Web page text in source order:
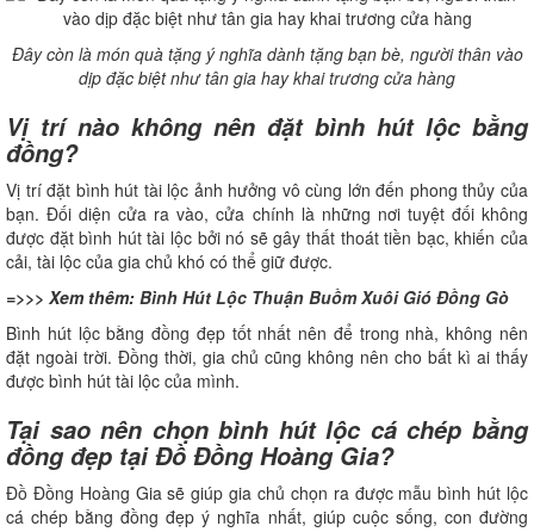
Đây còn là món quà tặng ý nghĩa dành tặng bạn bè, người thân vào
dịp đặc biệt như tân gia hay khai trương cửa hàng
Vị trí nào không nên đặt bình hút lộc bằng
đồng?
Vị trí đặt bình hút tài lộc ảnh hưởng vô cùng lớn đến phong thủy của
bạn. Đối diện cửa ra vào, cửa chính là những nơi tuyệt đối không
được đặt bình hút tài lộc bởi nó sẽ gây thất thoát tiền bạc, khiến của
cải, tài lộc của gia chủ khó có thể giữ được.
=>>> Xem thêm: Bình Hút Lộc Thuận Buồm Xuôi Gió Đồng Gò
Bình hút lộc bằng đồng đẹp tốt nhất nên để trong nhà, không nên
đặt ngoài trời. Đồng thời, gia chủ cũng không nên cho bất kì ai thấy
được bình hút tài lộc của mình.
Tại sao nên chọn bình hút lộc cá chép bằng
đồng đẹp tại Đồ Đồng Hoàng Gia?
Đồ Đồng Hoàng Gia sẽ giúp gia chủ chọn ra được mẫu bình hút lộc
cá chép bằng đồng đẹp ý nghĩa nhất, giúp cuộc sống, con đường